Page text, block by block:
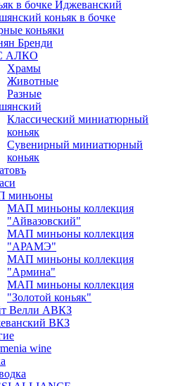
в бочке Иджеванский
коньяк в бочке
коньяки
Бренди
АЛКО
Храмы
Животные
Разные
Классический миниатюрный
коньяк
Сувенирный миниатюрный
коньяк
миньоны
МАП миньоны коллекция
"Айвазовский"
МАП миньоны коллекция
"АРАМЭ"
МАП миньоны коллекция
"Армина"
МАП миньоны коллекция
"Золотой коньяк"
Велли АВКЗ
ВКЗ
wine